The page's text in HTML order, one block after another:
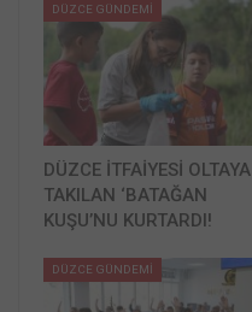
DÜZCE GÜNDEMİ
DÜZCE İTFAİYESİ OLTAYA
TAKILAN ‘BATAĞAN
KUŞU’NU KURTARDI!
DÜZCE GÜNDEMİ